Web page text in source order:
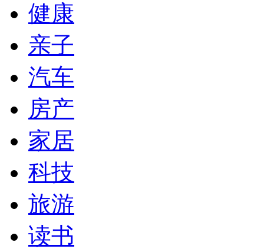
健康
亲子
汽车
房产
家居
科技
旅游
读书